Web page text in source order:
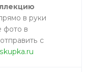
в руки
фото в
с